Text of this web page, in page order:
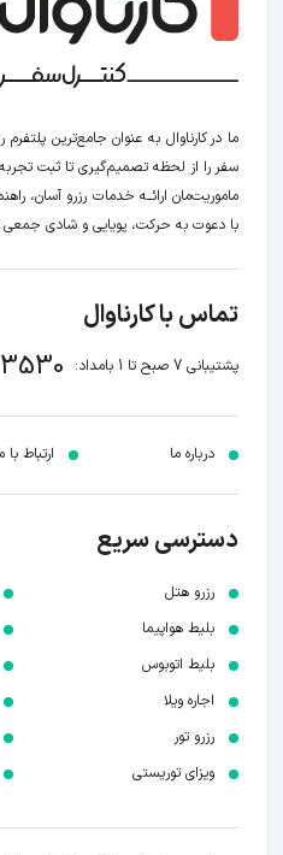
ما در کارناوال به عنوان جامع‌ترین
سفر را از لحظه‌ تصمیم‌گیری تا ثبت
ماموریت‌مان اراﺋــﻪ خدمات رزرو آسان،
با دعوت به حرکت، پویایی و شادی جمعی
تماس با کارناوال
پشتیبانی 7 صبح تا 1 بامداد: 3530
درباره ما ارتباط با
دسترسی سریع
رزرو هتل
بلیط هواپیما
بلیط اتوبوس
اجاره ویلا
رزرو تور
ویزای توریستی